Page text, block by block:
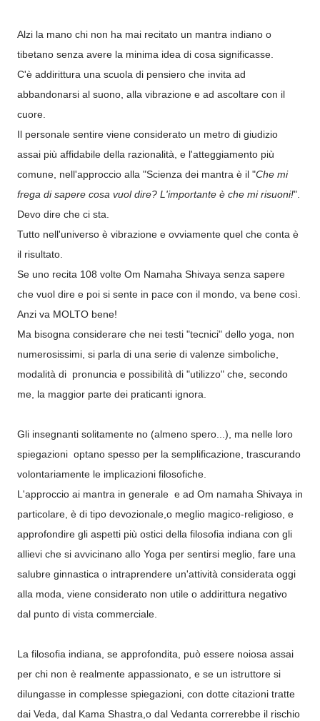
Alzi la mano chi non ha mai recitato un mantra indiano o
tibetano senza avere la minima idea di cosa significasse.
C'è addirittura una scuola di pensiero che invita ad
abbandonarsi al suono, alla vibrazione e ad ascoltare con il
cuore.
Il personale sentire viene considerato un metro di giudizio
assai più affidabile della razionalità, e l'atteggiamento più
comune, nell'approccio alla "Scienza dei mantra è il "Che mi
frega di sapere cosa vuol dire? L'importante è che mi risuoni!".
Devo dire che ci sta.
Tutto nell'universo è vibrazione e ovviamente quel che conta è
il risultato.
Se uno recita 108 volte Om Namaha Shivaya senza sapere
che vuol dire e poi si sente in pace con il mondo, va bene così.
Anzi va MOLTO bene!
Ma bisogna considerare che nei testi "tecnici" dello yoga, non
numerosissimi, si parla di una serie di valenze simboliche,
modalità di pronuncia e possibilità di "utilizzo" che, secondo
me, la maggior parte dei praticanti ignora.
Gli insegnanti solitamente no (almeno spero...), ma nelle loro
spiegazioni optano spesso per la semplificazione, trascurando
volontariamente le implicazioni filosofiche.
L'approccio ai mantra in generale e ad Om namaha Shivaya in
particolare, è di tipo devozionale,o meglio magico-religioso, e
approfondire gli aspetti più ostici della filosofia indiana con gli
allievi che si avvicinano allo Yoga per sentirsi meglio, fare una
salubre ginnastica o intraprendere un'attività considerata oggi
alla moda, viene considerato non utile o addirittura negativo
dal punto di vista commerciale.
La filosofia indiana, se approfondita, può essere noiosa assai
per chi non è realmente appassionato, e se un istruttore si
dilungasse in complesse spiegazioni, con dotte citazioni tratte
dai Veda, dal Kama Shastra,o dal Vedanta correrebbe il rischio